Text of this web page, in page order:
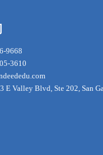
9668
3610
E Valley Blvd, Ste 202, San